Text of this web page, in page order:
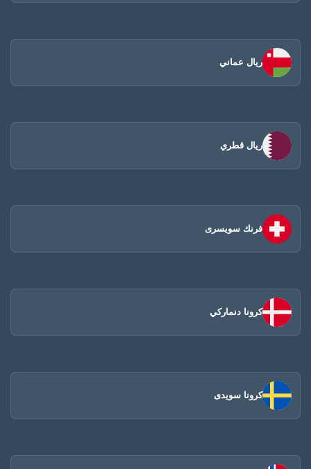
ريال عماني
ريال قطري
فرنك سويسرى
كرونا دنماركي
كرونا سويدى